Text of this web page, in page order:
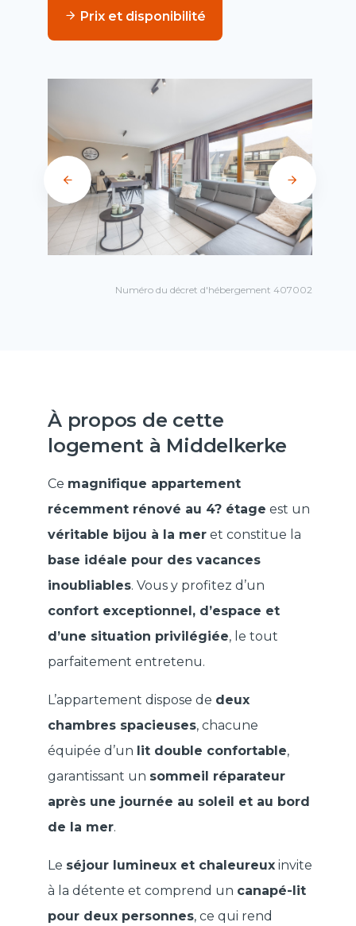
Prix et disponibilité
Numéro du décret d'hébergement 407002
À propos de cette
logement à Middelkerke
Ce magnifique appartement
récemment rénové au 4? étage est un
véritable bijou à la mer et constitue la
base idéale pour des vacances
inoubliables. Vous y profitez d’un
confort exceptionnel, d’espace et
d’une situation privilégiée, le tout
parfaitement entretenu.
L’appartement dispose de deux
chambres spacieuses, chacune
équipée d’un lit double confortable,
garantissant un sommeil réparateur
après une journée au soleil et au bord
de la mer.
Le séjour lumineux et chaleureux invite
à la détente et comprend un canapé-lit
pour deux personnes, ce qui rend